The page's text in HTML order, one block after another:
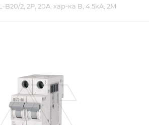
2, 2P, 20A, хар-ка B, 4.5kA, 2M